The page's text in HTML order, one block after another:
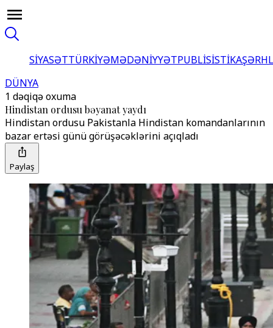
SİYASƏTTÜRKİYƏMƏDƏNİYYƏTPUBLİSİSTİKA
DÜNYA
1 dəqiqə oxuma
Hindistan ordusu bəyanat yaydı
Hindistan ordusu Pakistanla Hindistan komandanlarının
bazar ertəsi günü görüşəcəklərini açıqladı
Paylaş